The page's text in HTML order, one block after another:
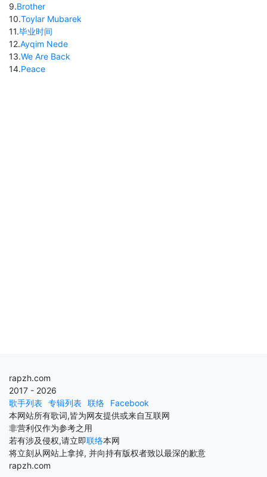
9.Brother
10.Toylar Mubarek
11.毕业时间
12.Ayqim Nede
13.We Are Back
14.Peace
rapzh.com
2017 - 2026
歌手列表 专辑列表 联络
Facebook
本网站所有歌词,皆为网友提供或来自互联网
非营利仅作为参考之用
若有涉及侵权,请立即联络本网
将立刻从网站上拿掉, 并向持有版权者致以最深的歉意
rapzh.com